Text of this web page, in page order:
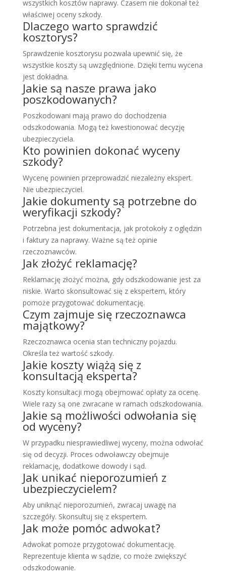
wszystkich kosztów naprawy. Czasem nie dokonał też
właściwej oceny szkody.
Dlaczego warto sprawdzić
kosztorys?
Sprawdzenie kosztorysu pozwala upewnić się, że
wszystkie koszty są uwzględnione. Dzięki temu wycena
jest dokładna.
Jakie są nasze prawa jako
poszkodowanych?
Poszkodowani mają prawo do dochodzenia
odszkodowania. Mogą też kwestionować decyzję
ubezpieczyciela.
Kto powinien dokonać wyceny
szkody?
Wycenę powinien przeprowadzić niezależny ekspert.
Nie ubezpieczyciel.
Jakie dokumenty są potrzebne do
weryfikacji szkody?
Potrzebna jest dokumentacja, jak protokoły z oględzin
i faktury za naprawy. Ważne są też opinie
rzeczoznawców.
Jak złożyć reklamację?
Reklamację złożyć można, gdy odszkodowanie jest za
niskie. Warto skonsultować się z ekspertem, który
pomoże przygotować dokumentację.
Czym zajmuje się rzeczoznawca
majątkowy?
Rzeczoznawca ocenia stan techniczny pojazdu.
Określa też wartość szkody.
Jakie koszty wiążą się z
konsultacją eksperta?
Koszty konsultacji mogą obejmować opłaty za ocenę.
Wiele razy są one zwracane w ramach odszkodowania.
Jakie są możliwości odwołania się
od wyceny?
W przypadku niesprawiedliwej wyceny, można odwołać
się od decyzji. Proces odwoławczy obejmuje
reklamację, dodatkowe dowody i sąd.
Jak unikać nieporozumień z
ubezpieczycielem?
Aby uniknąć nieporozumień, zwracaj uwagę na
szczegóły. Skonsultuj się z ekspertem.
Jak może pomóc adwokat?
Adwokat pomoże przygotować dokumentację.
Reprezentuje klienta w sądzie, co może zwiększyć
odszkodowanie.